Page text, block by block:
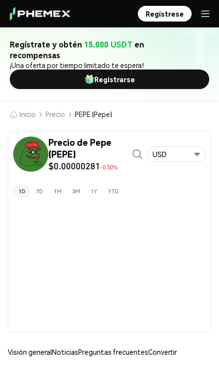
Regístrese
Regístrate y obtén 15.000 USDT en
recompensas
¡Una oferta por tiempo limitado te espera!
Registrarse
Inicio Precio PEPE (Pepe)
Precio de Pepe
(PEPE)
$0.00000281 -0.50%
USD
1D 7D 1M 3M 1Y YTD
Visión generalNoticiasPreguntas frecuentesConvertir